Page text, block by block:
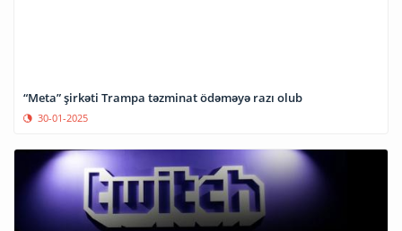
“Meta” şirkəti Trampa təzminat ödəməyə razı olub
30-01-2025